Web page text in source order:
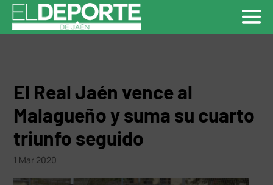
El Real Jaén vence al
Malagueño y suma su cuarto
triunfo seguido
1 Mar 2020